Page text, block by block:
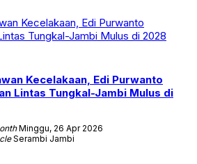
Kecelakaan, Edi Purwanto
Lintas Tungkal-Jambi Mulus di
Minggu, 26 Apr 2026
Serambi Jambi